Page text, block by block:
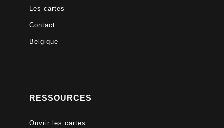
Les cartes
Contact
Belgique
RESSOURCES
Ouvrir les cartes